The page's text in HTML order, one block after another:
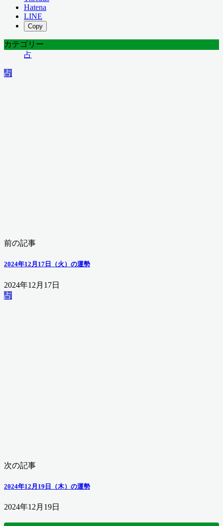
Hatena
LINE
Copy
カテゴリー
占
占
前の記事
2024年12月17日（火）の運勢
2024年12月17日
占
次の記事
2024年12月19日（木）の運勢
2024年12月19日